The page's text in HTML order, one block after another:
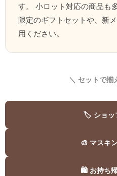
す。 小ロット対応の商品も
限定のギフトセットや、新
用ください。
＼ セットで揃
🏷️ ショッ
🎨 マスキ
🛍️ お持ち